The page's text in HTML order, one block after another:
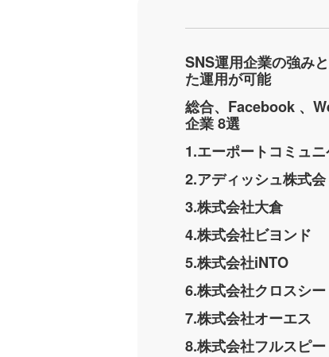
SNS運用企業の強み
た運用が可能
総合、Facebook 、
企業 8選
1.エーポートコミュ
2.アディッシュ株式会
3.株式会社大倉
4.株式会社ビヨンド
5.株式会社iNTO
6.株式会社クロスシー
7.株式会社オーエス
8.株式会社フルスピー